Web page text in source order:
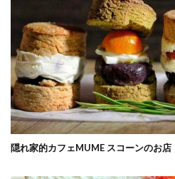
隠れ家的カフェMUME スコーンのお店